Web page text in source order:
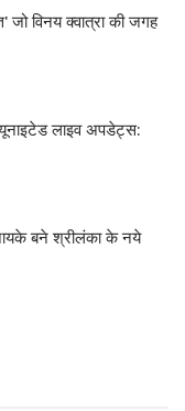
जो विनय क्वात्रा की जगह
लाइव अपडेट्स:
बने श्रीलंका के नये